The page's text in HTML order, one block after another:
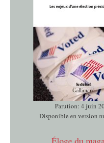
Parution: 4 juin
Disponible en version